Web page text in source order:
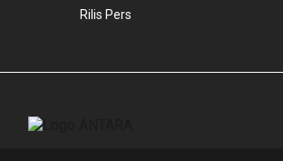
Rilis Pers